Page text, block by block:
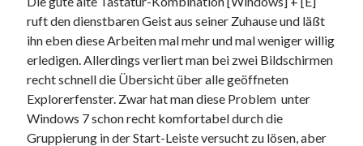
Nützliches
Raspberry
Web 2.0
Youtube
Seiten
ruft den dienstbaren Geist aus seiner Zuhause und läßt
ihn eben diese Arbeiten mal mehr und mal weniger willig
erledigen. Allerdings verliert man bei zwei Bildschirmen
recht schnell die Übersicht über alle geöffneten
Explorerfenster. Zwar hat man diese Problem unter
Windows 7 schon recht komfortabel durch die
Gruppierung in der Start-Leiste versucht zu lösen, aber